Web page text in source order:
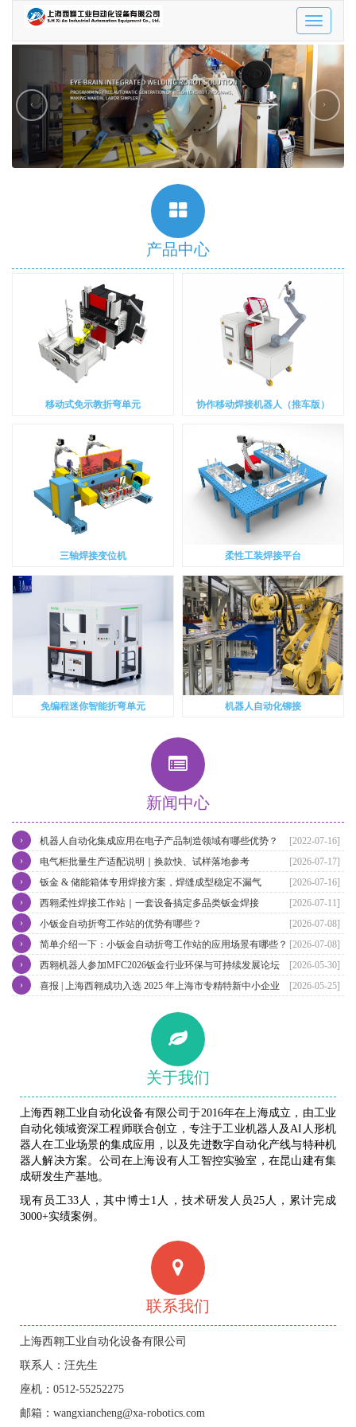
Toggle
‹ ›
产品中心
移动式免示教折弯单元 协作移动焊接机器人（推车版）
三轴焊接变位机 柔性工装焊接平台
免编程迷你智能折弯单元 机器人自动化铆接
新闻中心
[2022-07-16]
机器人自动化集成应用在电子产品制造领域有哪些优势？
›
[2026-07-17]
电气柜批量生产适配说明｜换款快、试样落地参考
›
[2026-07-16]
钣金 & 储能箱体专用焊接方案，焊缝成型稳定不漏气
›
[2026-07-11]
西翱柔性焊接工作站｜一套设备搞定多品类钣金焊接
›
[2026-07-08]
小钣金自动折弯工作站的优势有哪些？
›
[2026-07-08]
简单介绍一下：小钣金自动折弯工作站的应用场景有哪些？
›
[2026-05-30]
西翱机器人参加MFC2026钣金行业环保与可持续发展论坛
›
[2026-05-25]
喜报 | 上海西翱成功入选 2025 年上海市专精特新中小企业（第四批）
›
关于我们
上海西翱工业自动化设备有限公司于2016年在上海成立，由工业
自动化领域资深工程师联合创立，专注于工业机器人及AI人形机
器人在工业场景的集成应用，以及先进数字自动化产线与特种机
器人解决方案。公司在上海设有人工智控实验室，在昆山建有集
成研发生产基地。
现有员工33人，其中博士1人，技术研发人员25人，累计完成
3000+实绩案例。
联系我们
上海西翱工业自动化设备有限公司
联系人：汪先生
座机：0512-55252275
邮箱：wangxiancheng@xa-robotics.com